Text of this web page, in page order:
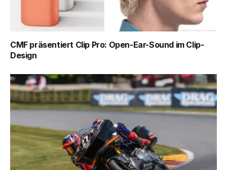
CMF präsentiert Clip Pro: Open-Ear-Sound im Clip-
Design